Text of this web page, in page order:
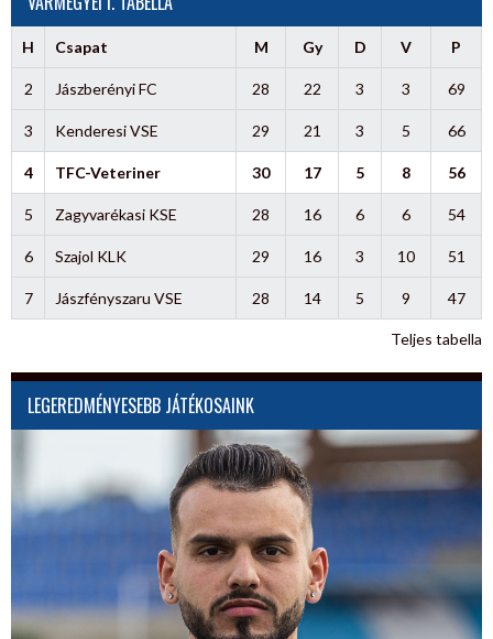
H Csapat M Gy D V P
2 Jászberényi FC 28 22 3 3 69
3 Kenderesi VSE 29 21 3 5 66
4 TFC-Veteriner 30 17 5 8 56
5 Zagyvarékasi KSE 28 16 6 6 54
6 Szajol KLK 29 16 3 10 51
7 Jászfényszaru VSE 28 14 5 9 47
Teljes tabella
LEGEREDMÉNYESEBB JÁTÉKOSAINK